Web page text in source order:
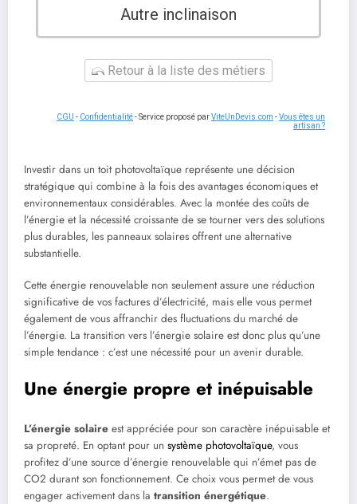
Autre inclinaison
Retour à la liste des métiers
CGU - Confidentialité- Service proposé parViteUnDevis.com -Vous êtes un
artisan ?
Investir dans un toit photovoltaïque représente une décision
stratégique qui combine à la fois des avantages économiques et
environnementaux considérables. Avec la montée des coûts de
l’énergie et la nécessité croissante de se tourner vers des solutions
plus durables, les panneaux solaires offrent une alternative
substantielle.
Cette énergie renouvelable non seulement assure une réduction
significative de vos factures d’électricité, mais elle vous permet
également de vous affranchir des fluctuations du marché de
l’énergie. La transition vers l’énergie solaire est donc plus qu’une
simple tendance : c’est une nécessité pour un avenir durable.
Une énergie propre et inépuisable
L’énergie solaire est appréciée pour son caractère inépuisable et
sa propreté. En optant pour un système photovoltaïque, vous
profitez d’une source d’énergie renouvelable qui n’émet pas de
CO2 durant son fonctionnement. Ce choix vous permet de vous
engager activement dans la transition énergétique.